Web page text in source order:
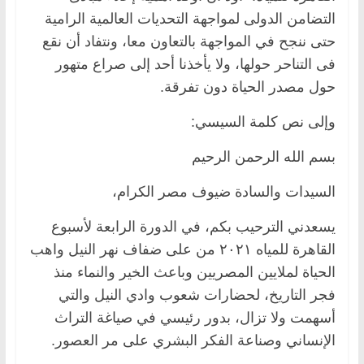
التضامن الدولى لمواجهة التحديات العالمية الرامية
حتى ننجح في المواجهة بالتعاون معا، ونتفاد أن نقع
فى التناحر حولها، ولا يأخذنا أحد إلى صراع متهور
حول مصدر الحياة دون تفرقة.
وإلى نص كلمة السيسي:
بسم الله الرحمن الرحيم
السيدات والسادة ضيوف مصر الكرام،
يسعدني الترحيب بكم، في الدورة الرابعة لأسبوع
القاهرة للمياه ٢٠٢١ من على ضفاف نهر النيل واهب
الحياة لملايين المصريين وباعث الخير والنماء منذ
فجر التاريخ، لحضارات شعوب وادي النيل والتي
أسهمت ولا تزال، بدور رئيسي في صياغة التراث
الإنساني وصناعة الفكر البشري على مر العصور.